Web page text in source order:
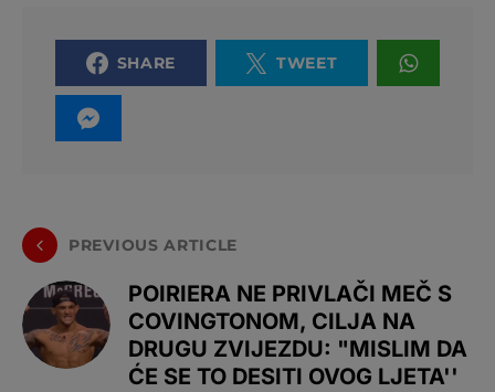
SHARE TWEET
PREVIOUS ARTICLE
POIRIERA NE PRIVLAČI MEČ S
COVINGTONOM, CILJA NA
DRUGU ZVIJEZDU: "MISLIM DA
ĆE SE TO DESITI OVOG LJETA''